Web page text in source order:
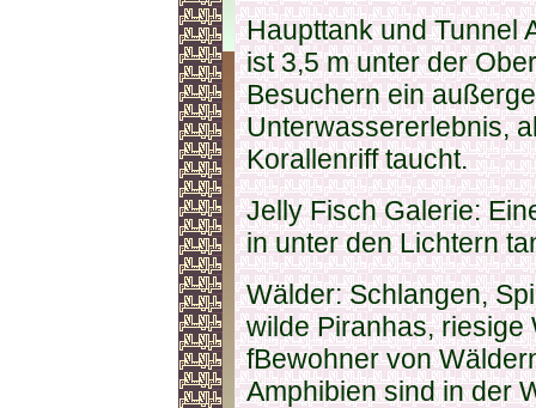
Haupttank und Tunnel
ist 3,5 m unter der
Besuchern ein
Unterwassererlebnis,
Korallenriff taucht.
Jelly Fisch Galerie:
in unter den Lichtern
Wälder: Schlangen,
wilde Piranhas, riesige
fBewohner von
Amphibien sind in der